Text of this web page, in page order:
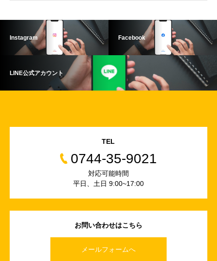
Instagram Facebook
LINE公式アカウント
お問い合わせはこちら
メールフォームへ
TEL
0744-35-9021
対応可能時間
平日、土日 9:00~17:00